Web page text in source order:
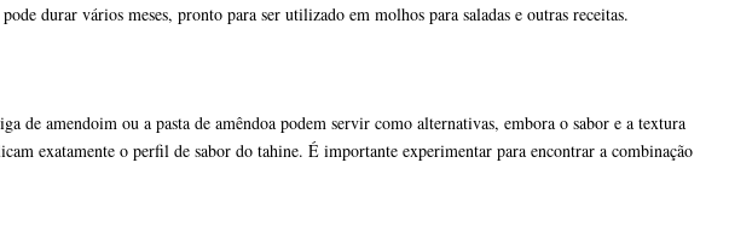
durar vários meses, pronto para ser utilizado em molhos para saladas e outras receitas.
de amendoim ou a pasta de amêndoa podem servir como alternativas, embora o sabor e a textura
exatamente o perfil de sabor do tahine. É importante experimentar para encontrar a combinação